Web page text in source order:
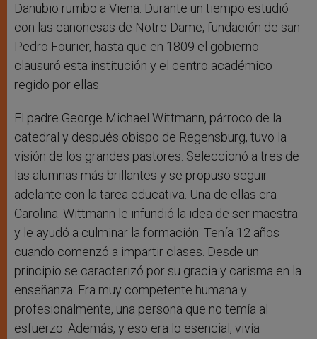
Danubio rumbo a Viena. Durante un tiempo estudió
con las canonesas de Notre Dame, fundación de san
Pedro Fourier, hasta que en 1809 el gobierno
clausuró esta institución y el centro académico
regido por ellas.
El padre George Michael Wittmann, párroco de la
catedral y después obispo de Regensburg, tuvo la
visión de los grandes pastores. Seleccionó a tres de
las alumnas más brillantes y se propuso seguir
adelante con la tarea educativa. Una de ellas era
Carolina. Wittmann le infundió la idea de ser maestra
y le ayudó a culminar la formación. Tenía 12 años
cuando comenzó a impartir clases. Desde un
principio se caracterizó por su gracia y carisma en la
enseñanza. Era muy competente humana y
profesionalmente, una persona que no temía al
esfuerzo. Además, y eso era lo esencial, vivía